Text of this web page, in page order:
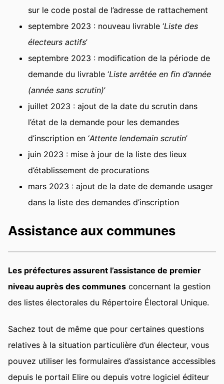
sur le code postal de l’adresse de rattachement
septembre 2023 : nouveau livrable ‘Liste des
électeurs actifs’
septembre 2023 : modification de la période de
demande du livrable ‘Liste arrêtée en fin d’année
(année sans scrutin)’
juillet 2023 : ajout de la date du scrutin dans
l’état de la demande pour les demandes
d’inscription en ‘Attente lendemain scrutin’
juin 2023 : mise à jour de la liste des lieux
d’établissement de procurations
mars 2023 : ajout de la date de demande usager
dans la liste des demandes d’inscription
Assistance aux communes
Les préfectures assurent l’assistance de premier
niveau auprès des communes concernant la gestion
des listes électorales du Répertoire Électoral Unique.
Sachez tout de même que pour certaines questions
relatives à la situation particulière d’un électeur, vous
pouvez utiliser les formulaires d’assistance accessibles
depuis le portail Elire ou depuis votre logiciel éditeur